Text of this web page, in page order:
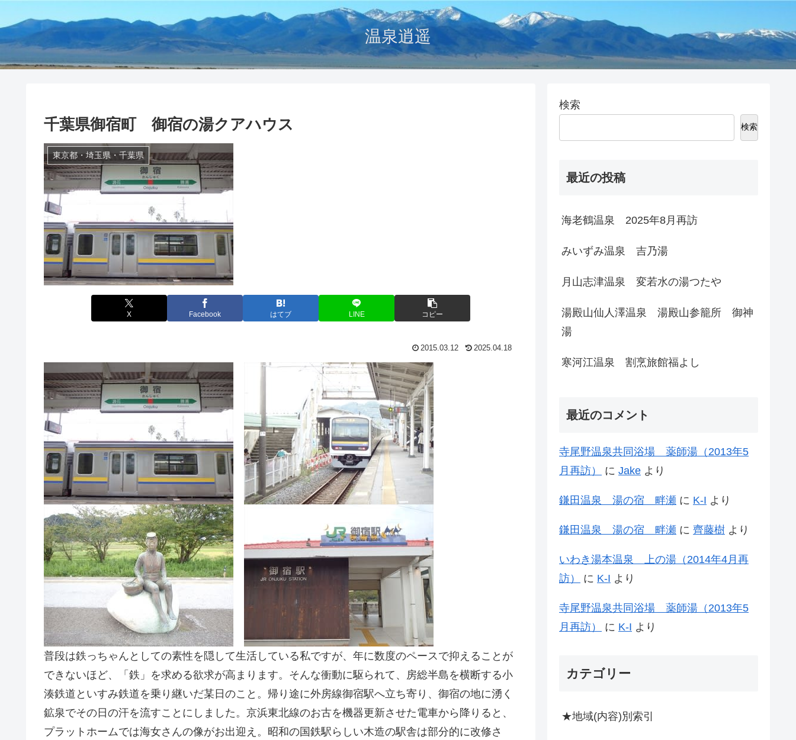
温泉逍遥
千葉県御宿町 御宿の湯クアハウス
東京都・埼玉県・千葉県
X Facebook はてブ LINE コピー
2015.03.12 2025.04.18
普段は鉄っちゃんとしての素性を隠して生活している私ですが、年に数度のペースで抑えることが
できないほど、「鉄」を求める欲求が高まります。そんな衝動に駆られて、房総半島を横断する小
湊鉄道といすみ鉄道を乗り継いだ某日のこと。帰り途に外房線御宿駅へ立ち寄り、御宿の地に湧く
鉱泉でその日の汗を流すことにしました。京浜東北線のお古を機器更新させた電車から降りると、
プラットホームでは海女さんの像がお出迎え。昭和の国鉄駅らしい木造の駅舎は部分的に改修さ
検索
検索
最近の投稿
海老鶴温泉 2025年8月再訪
みいずみ温泉 吉乃湯
月山志津温泉 変若水の湯つたや
湯殿山仙人澤温泉 湯殿山参籠所 御神
湯
寒河江温泉 割烹旅館福よし
最近のコメント
寺尾野温泉共同浴場 薬師湯（2013年5
月再訪）
に Jake より
鎌田温泉 湯の宿 畔瀬 に K-I より
鎌田温泉 湯の宿 畔瀬 に 齊藤樹 より
いわき湯本温泉 上の湯（2014年4月再
訪）
に K-I より
寺尾野温泉共同浴場 薬師湯（2013年5
月再訪）
に K-I より
カテゴリー
★地域(内容)別索引